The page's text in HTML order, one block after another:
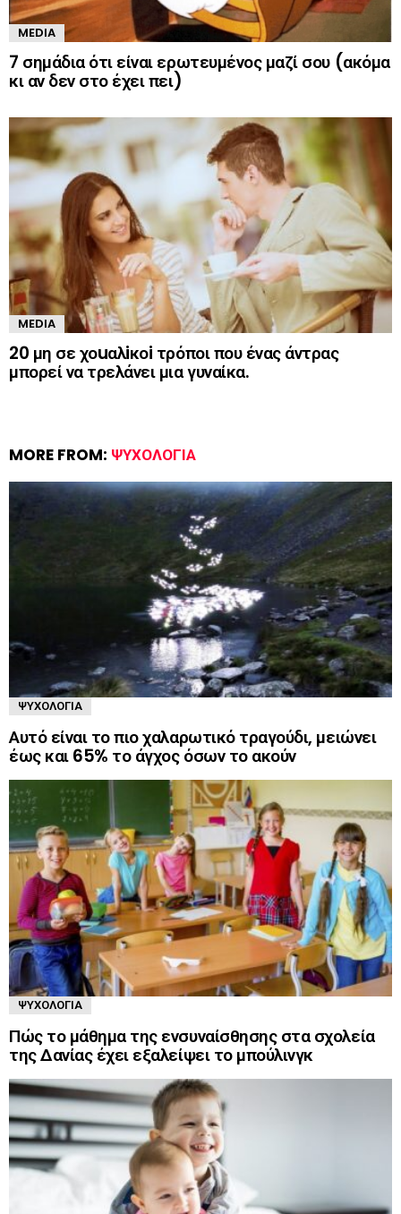
MEDIA
7 σημάδια ότι είναι ερωτευμένος μαζί σου (ακόμα
κι αν δεν στο έχει πει)
MEDIA
20 μη σε χοuαλiκοi τρόποι που ένας άντρας
μπορεί να τρελάνει μια γυναίκα.
MORE FROM: ΨΥΧΟΛΟΓΊΑ
ΨΥΧΟΛΟΓΊΑ
Αυτό είναι το πιο χαλαρωτικό τραγούδι, μειώνει
έως και 65% το άγχος όσων το ακούν
ΨΥΧΟΛΟΓΊΑ
Πώς το μάθημα της ενσυναίσθησης στα σχολεία
της Δανίας έχει εξαλείψει το μπούλινγκ